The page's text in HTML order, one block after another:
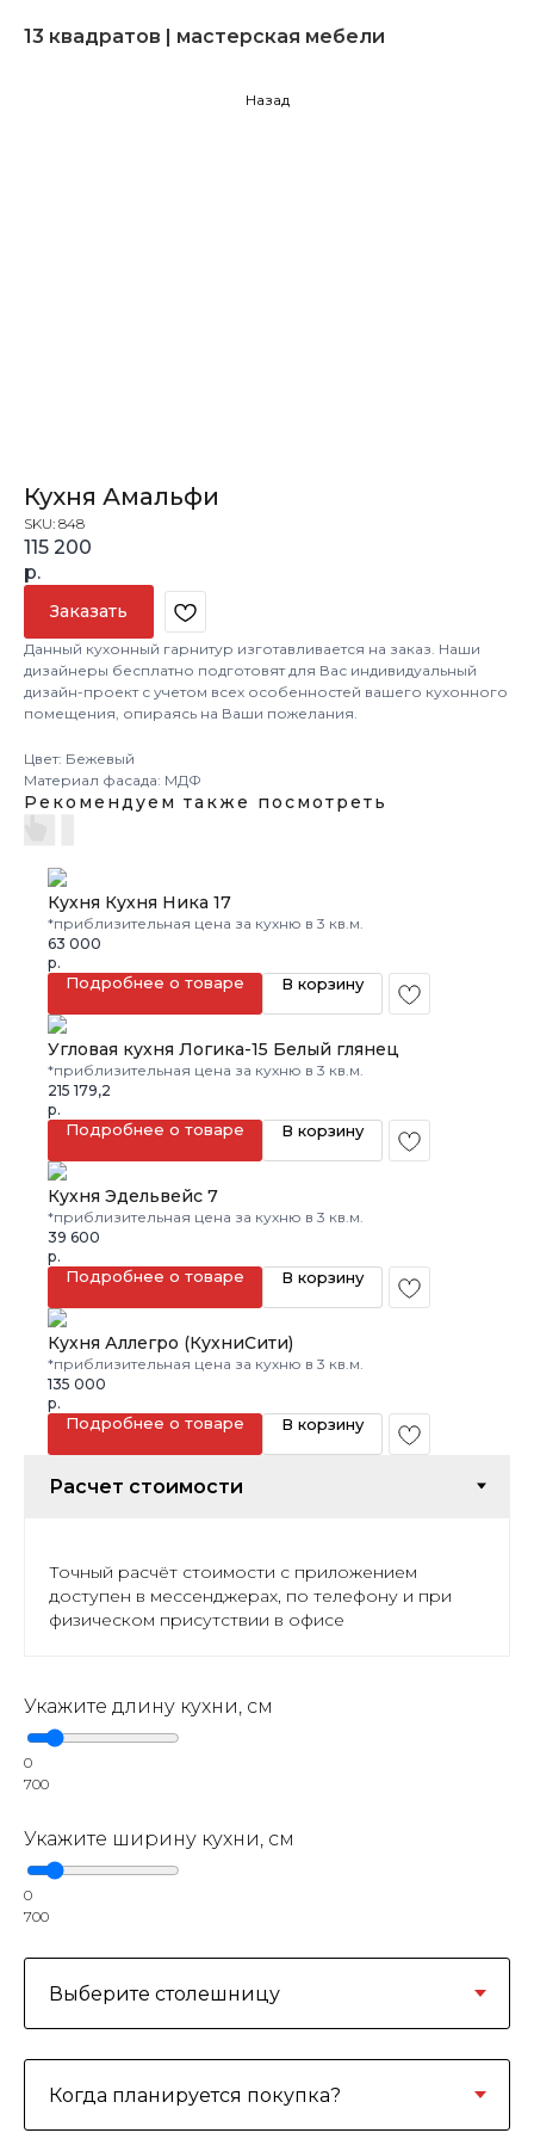
13 квадратов | мастерская мебели
Назад
Кухня Амальфи
SKU: 848
115 200
р.
Заказать
Данный кухонный гарнитур изготавливается на заказ. Наши
дизайнеры бесплатно подготовят для Вас индивидуальный
дизайн-проект с учетом всех особенностей вашего кухонного
помещения, опираясь на Ваши пожелания.
Цвет: Бежевый
Материал фасада: МДФ
Рекомендуем также посмотреть
Кухня Кухня Ника 17
*приблизительная цена за кухню в 3 кв.м.
63 000
р.
Подробнее о товаре В корзину
Угловая кухня Логика-15 Белый глянец
*приблизительная цена за кухню в 3 кв.м.
215 179,2
р.
Подробнее о товаре В корзину
Кухня Эдельвейс 7
*приблизительная цена за кухню в 3 кв.м.
39 600
р.
Подробнее о товаре В корзину
Кухня Аллегро (КухниСити)
*приблизительная цена за кухню в 3 кв.м.
135 000
р.
Подробнее о товаре В корзину
Точный расчёт стоимости с приложением
доступен в мессенджерах, по телефону и при
физическом присутствии в офисе
Укажите длину кухни, см
0
700
Укажите ширину кухни, см
0
700